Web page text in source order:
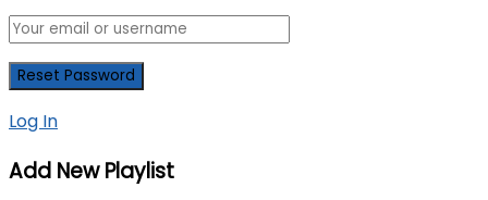
Log In
Add New Playlist